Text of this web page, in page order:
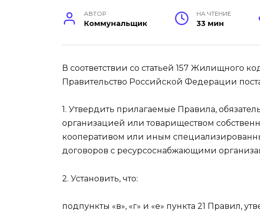
АВТОР
Коммунальщик
НА ЧТЕНИЕ
33 мин
В соответствии со статьей 157 Жилищного
Правительство Российской Федерации
1. Утвердить прилагаемые Правила,
организацией или товариществом
кооперативом или иным
договоров с ресурсоснабжающими
2. Установить, что:
подпункты «в», «г» и «е» пункта 21 Правил,